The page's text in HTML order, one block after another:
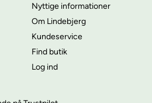
Nyttige informationer
Om Lindebjerg
Kundeservice
Find butik
Log ind